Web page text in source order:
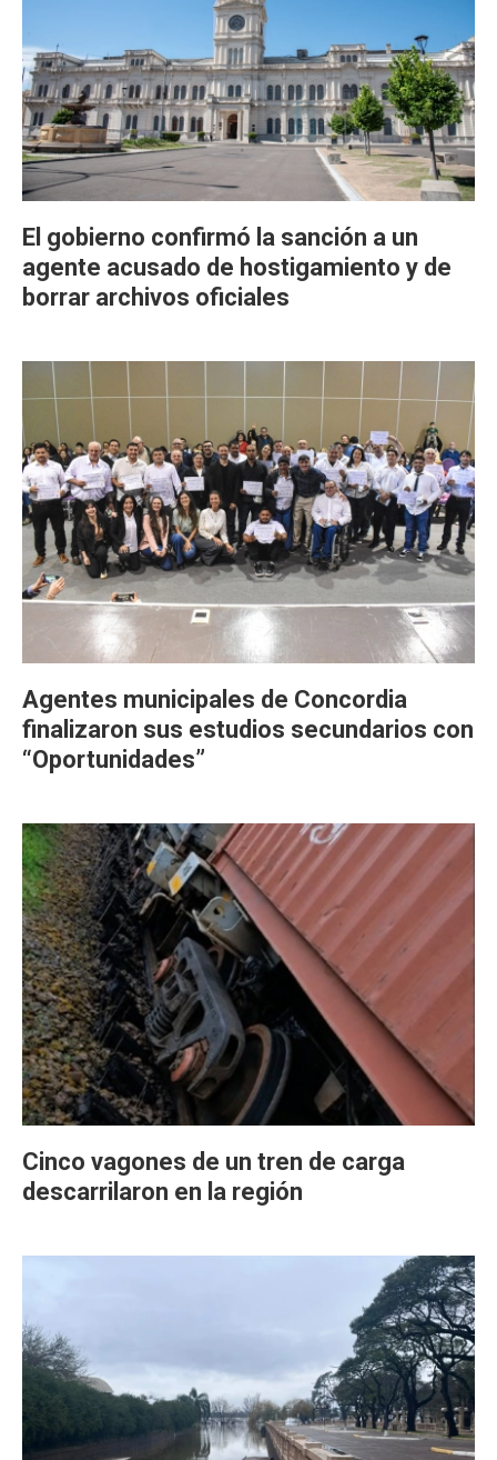
El gobierno confirmó la sanción a un
agente acusado de hostigamiento y de
borrar archivos oficiales
Agentes municipales de Concordia
finalizaron sus estudios secundarios con
“Oportunidades”
Cinco vagones de un tren de carga
descarrilaron en la región